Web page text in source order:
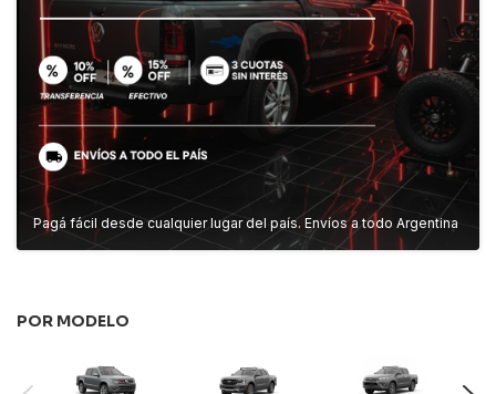
Pagá fácil desde cualquier lugar del país. Envíos a todo Argentina
POR MODELO